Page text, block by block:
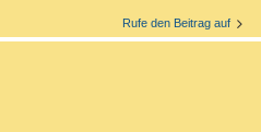
Rufe den Beitrag auf